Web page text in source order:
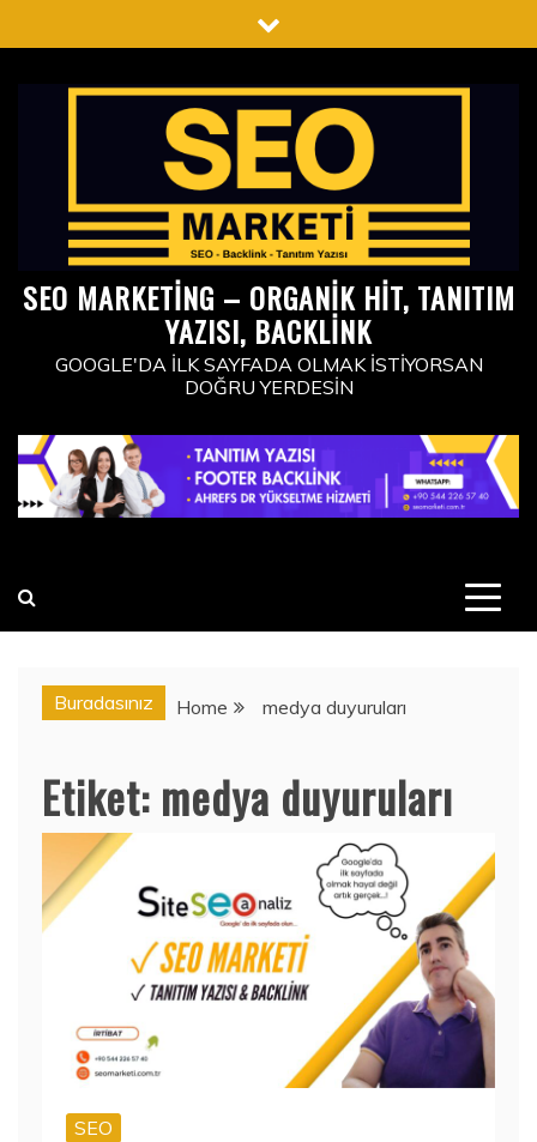
to
SEO MARKETING – ORGANIK HIT, TANITIM
YAZISI, BACKLINK
GOOGLE'DA İLK SAYFADA OLMAK İSTIYORSAN
DOĞRU YERDESIN
Buradasınız Home medya duyuruları
Etiket: medya duyuruları
SEO